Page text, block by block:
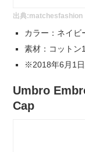
出典:matchesfashion
カラー：ネイビ
素材：コットン
※2018年6月1
Umbro
Cap